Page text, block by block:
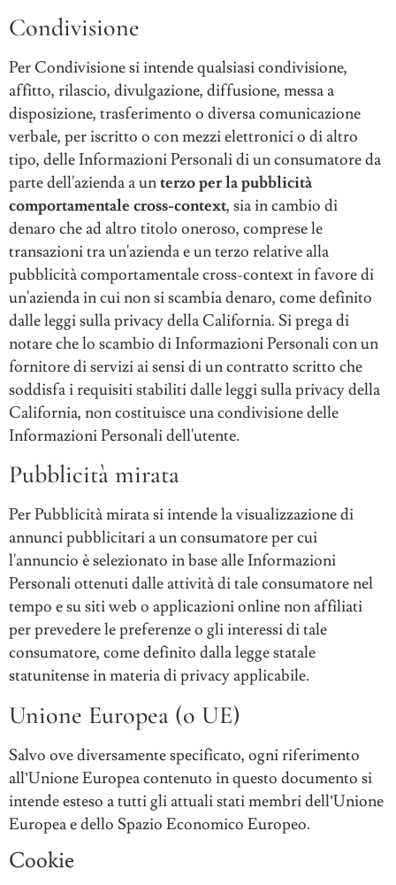
Condivisione
Per Condivisione si intende qualsiasi condivisione,
affitto, rilascio, divulgazione, diffusione, messa a
disposizione, trasferimento o diversa comunicazione
verbale, per iscritto o con mezzi elettronici o di altro
tipo, delle Informazioni Personali di un consumatore da
parte dell'azienda a unterzo per la pubblicità
comportamentale cross-context, sia in cambio di
denaro che ad altro titolo oneroso, comprese le
transazioni tra un'azienda e un terzo relative alla
pubblicità comportamentale cross-context in favore di
un'azienda in cui non si scambia denaro, come definito
dalle leggi sulla privacy della California. Si prega di
notare che lo scambio di Informazioni Personali con un
fornitore di servizi ai sensi di un contratto scritto che
soddisfa i requisiti stabiliti dalle leggi sulla privacy della
California, non costituisce una condivisione delle
Informazioni Personali dell'utente.
Pubblicità mirata
Per Pubblicità mirata si intende la visualizzazione di
annunci pubblicitari a un consumatore per cui
l'annuncio è selezionato in base alle Informazioni
Personali ottenuti dalle attività di tale consumatore nel
tempo e su siti web o applicazioni online non affiliati
per prevedere le preferenze o gli interessi di tale
consumatore, come definito dalla legge statale
statunitense in materia di privacy applicabile.
Unione Europea (o UE)
Salvo ove diversamente specificato, ogni riferimento
all’Unione Europea contenuto in questo documento si
intende esteso a tutti gli attuali stati membri dell’Unione
Europea e dello Spazio Economico Europeo.
Cookie